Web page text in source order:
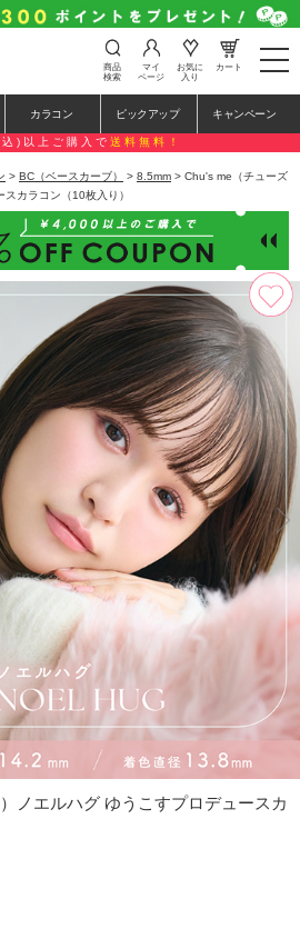
t
o
e
n
a
a
i
o
n
商品
検索
マイ
ページ
お気に
入り
カート
カラコン ピックアップ キャンペーン
)以上ご購入で 送料無料！
> BC（ベースカーブ） > 8.5mm > Chu's me（チューズ
カラコン（10枚入り）
ノエルハグ ゆうこすプロデュースカ